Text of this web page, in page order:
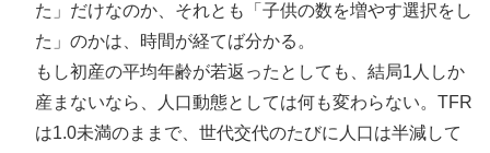
た」だけなのか、それとも「子供の数を増やす選択をし
た」のかは、時間が経てば分かる。
もし初産の平均年齢が若返ったとしても、結局1人しか
産まないなら、人口動態としては何も変わらない。TFR
は1.0未満のままで、世代交代のたびに人口は半減して